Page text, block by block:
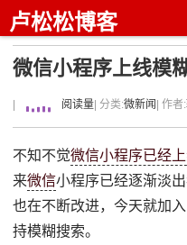
卢松松博客
微信小程序上线模
阅读量 | 分类:微新闻 | 作者:
不知不觉微信小程序已经
来微信小程序已经逐渐淡
也在不断改进，今天就加
持模糊搜索。